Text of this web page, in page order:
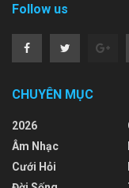
Follow us
CHUYÊN MỤC
2026
Âm Nhạc
Cưới Hỏi